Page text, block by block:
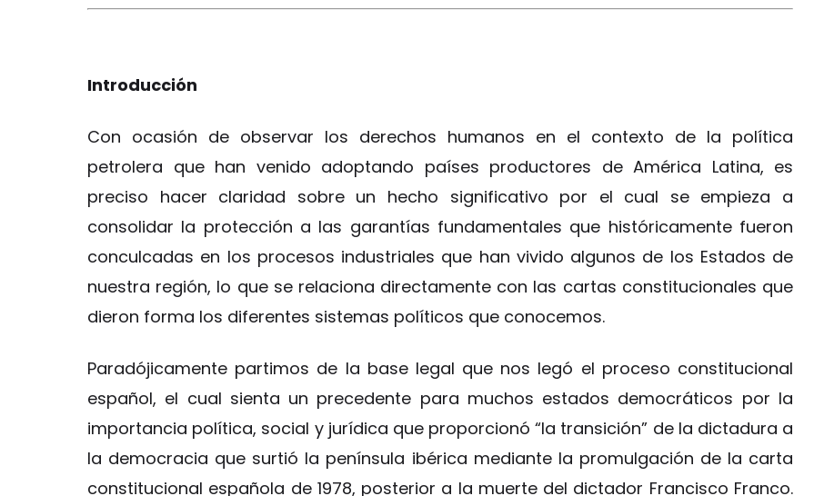
Introducción
Con ocasión de observar los derechos humanos en el contexto de la política
petrolera que han venido adoptando países productores de América Latina, es
preciso hacer claridad sobre un hecho significativo por el cual se empieza a
consolidar la protección a las garantías fundamentales que históricamente fueron
conculcadas en los procesos industriales que han vivido algunos de los Estados de
nuestra región, lo que se relaciona directamente con las cartas constitucionales que
dieron forma los diferentes sistemas políticos que conocemos.
Paradójicamente partimos de la base legal que nos legó el proceso constitucional
español, el cual sienta un precedente para muchos estados democráticos por la
importancia política, social y jurídica que proporcionó “la transición” de la dictadura a
la democracia que surtió la península ibérica mediante la promulgación de la carta
constitucional española de 1978, posterior a la muerte del dictador Francisco Franco.